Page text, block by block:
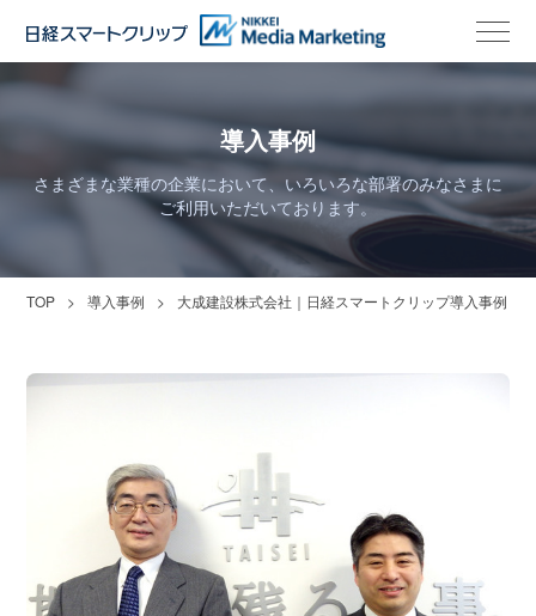
導入事例
さまざまな業種の企業において、いろいろな部署のみなさまに
ご利用いただいております。
TOP 導入事例 大成建設株式会社｜日経スマートクリップ導入事例